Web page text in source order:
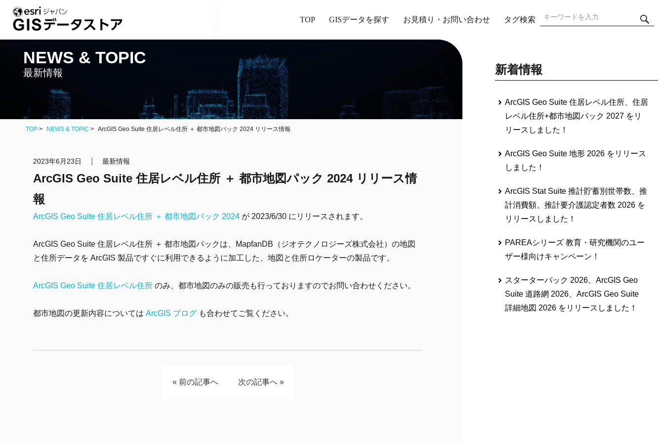
TOP GISデータを探す お見積り・お問い合わせ タグ検索
検
索:
NEWS & TOPIC
最新情報
TOP NEWS & TOPIC ArcGIS Geo Suite 住居レベル住所 ＋ 都市地図パック 2024 リリース情報
2023年6月23日 最新情報
ArcGIS Geo Suite 住居レベル住所 ＋ 都市地図パック 2024 リリース情
報
ArcGIS Geo Suite 住居レベル住所 ＋ 都市地図パック 2024 が 2023/6/30 にリリースされます。
ArcGIS Geo Suite 住居レベル住所 ＋ 都市地図パックは、MapfanDB（ジオテクノロジーズ株式会社）の地図
と住所データを ArcGIS 製品ですぐに利用できるように加工した、地図と住所ロケーターの製品です。
ArcGIS Geo Suite 住居レベル住所 のみ、都市地図のみの販売も行っておりますのでお問い合わせください。
都市地図の更新内容については ArcGIS ブログ も合わせてご覧ください。
« 前の記事へ 次の記事へ»
新着情報
ArcGIS Geo Suite 住居レベル住所、住居
レベル住所+都市地図パック 2027 をリ
リースしました！
ArcGIS Geo Suite 地形 2026 をリリース
しました！
ArcGIS Stat Suite 推計貯蓄別世帯数、推
計消費額、推計要介護認定者数 2026 を
リリースしました！
PAREAシリーズ 教育・研究機関のユー
ザー様向けキャンペーン！
スターターパック 2026、ArcGIS Geo
Suite 道路網 2026、ArcGIS Geo Suite
詳細地図 2026 をリリースしました！